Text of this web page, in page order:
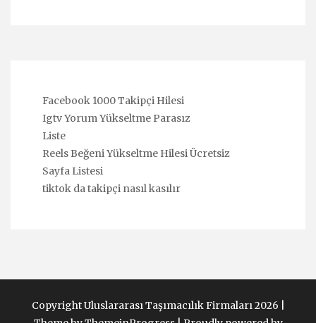
Facebook 1000 Takipçi Hilesi
Igtv Yorum Yükseltme Parasız
Liste
Reels Beğeni Yükseltme Hilesi Ücretsiz
Sayfa Listesi
tiktok da takipçi nasıl kasılır
Copyright Uluslararası Taşımacılık Firmaları 2026 |